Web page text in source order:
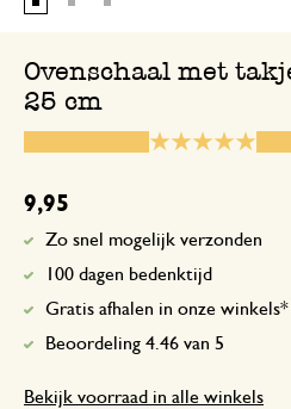
Ovenschaal met
25 cm
9,95
Zo snel mogelijk verzonden
100 dagen bedenktijd
Gratis afhalen in onze winkels*
Beoordeling 4.46 van 5
Bekijk voorraad in alle winkels
Enkel